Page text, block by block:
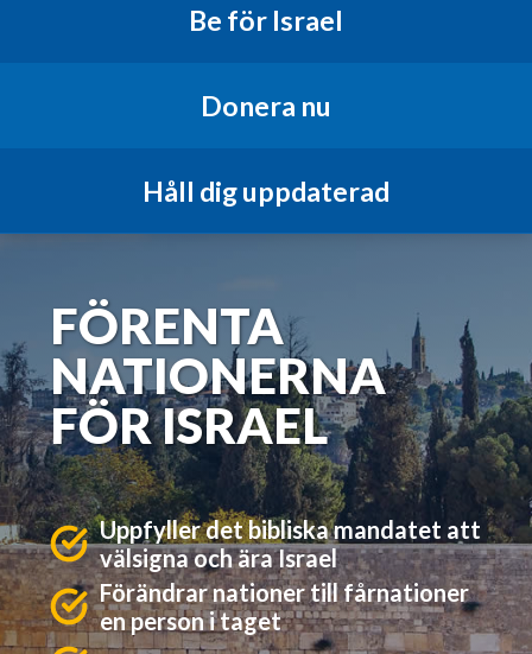
Be för Israel
Donera nu
Håll dig uppdaterad
FÖRENTA
NATIONERNA
FÖR ISRAEL
Uppfyller det bibliska mandatet att
välsigna och ära Israel
Förändrar nationer till fårnationer
en person i taget